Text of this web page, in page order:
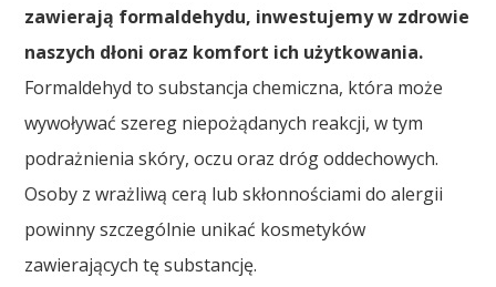
zawierają formaldehydu, inwestujemy w zdrowie
naszych dłoni oraz komfort ich użytkowania.
Formaldehyd to substancja chemiczna, która może
wywoływać szereg niepożądanych reakcji, w tym
podrażnienia skóry, oczu oraz dróg oddechowych.
Osoby z wrażliwą cerą lub skłonnościami do alergii
powinny szczególnie unikać kosmetyków
zawierających tę substancję.